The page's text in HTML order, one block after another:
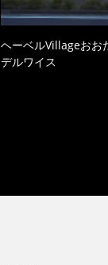
ヘーベルVillageおお
デルワイス